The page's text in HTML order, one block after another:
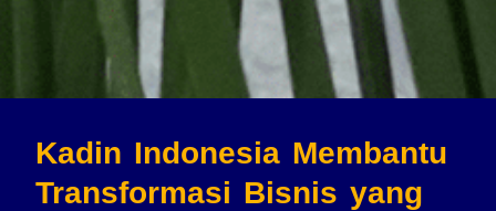
Kadin Indonesia Membantu
Transformasi Bisnis yang